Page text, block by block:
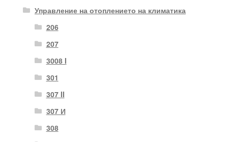
Управление на отоплението на климатика
206
207
3008 I
301
307 II
307 И
308